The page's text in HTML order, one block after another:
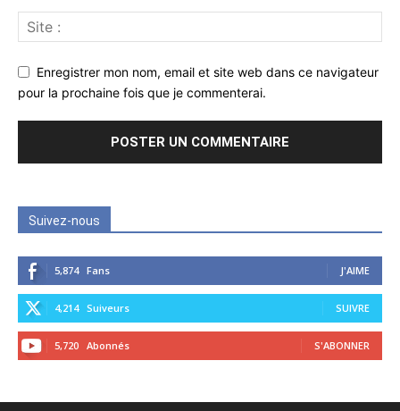
Enregistrer mon nom, email et site web dans ce navigateur
pour la prochaine fois que je commenterai.
Suivez-nous
5,874 Fans J'AIME
4,214 Suiveurs SUIVRE
5,720 Abonnés S'ABONNER